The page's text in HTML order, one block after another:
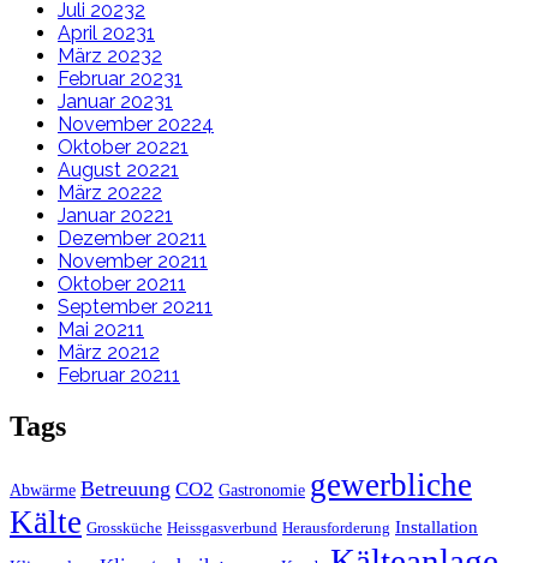
Juli 20232
April 20231
März 20232
Februar 20231
Januar 20231
November 20224
Oktober 20221
August 20221
März 20222
Januar 20221
Dezember 20211
November 20211
Oktober 20211
September 20211
Mai 20211
März 20212
Februar 20211
Tags
Abwärme Betreuung CO2 Gastronomie gewerbliche
Kälte Grossküche Heissgasverbund Herausforderung Installation